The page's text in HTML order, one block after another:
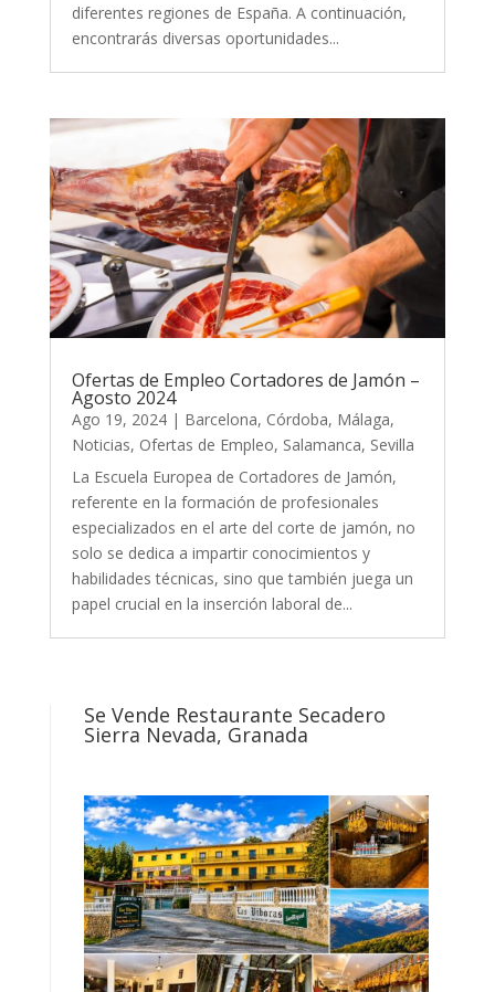
diferentes regiones de España. A continuación,
encontrarás diversas oportunidades...
Ofertas de Empleo Cortadores de Jamón –
Agosto 2024
Ago 19, 2024| Barcelona, Córdoba, Málaga,
Noticias, Ofertas de Empleo, Salamanca, Sevilla
La Escuela Europea de Cortadores de Jamón,
referente en la formación de profesionales
especializados en el arte del corte de jamón, no
solo se dedica a impartir conocimientos y
habilidades técnicas, sino que también juega un
papel crucial en la inserción laboral de...
Se Vende Restaurante Secadero
Sierra Nevada, Granada